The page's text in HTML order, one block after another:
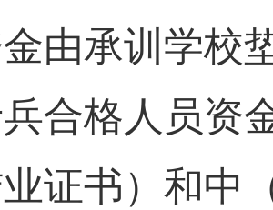
由承训学校
合格人员资
证书）和中